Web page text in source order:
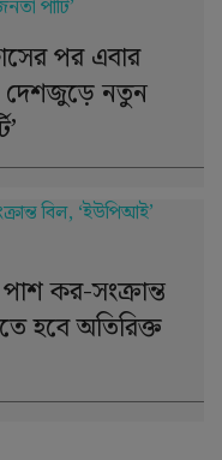
পর এবার
দেশজুড়ে নতুন
কর-সংক্রান্ত
হবে অতিরিক্ত